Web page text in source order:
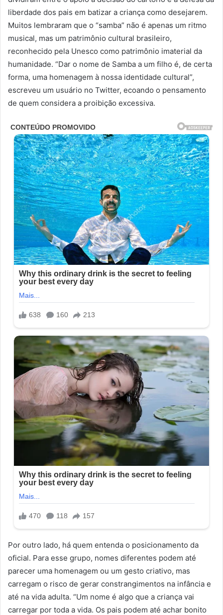
liberdade dos pais em batizar a criança como desejarem.
Muitos lembraram que o “samba” não é apenas um ritmo
musical, mas um patrimônio cultural brasileiro,
reconhecido pela Unesco como patrimônio imaterial da
humanidade. “Dar o nome de Samba a um filho é, de certa
forma, uma homenagem à nossa identidade cultural”,
escreveu um usuário no Twitter, ecoando o pensamento
de quem considera a proibição excessiva.
Por outro lado, há quem entenda o posicionamento da
oficial. Para esse grupo, nomes diferentes podem até
parecer uma homenagem ou um gesto criativo, mas
carregam o risco de gerar constrangimentos na infância e
até na vida adulta. “Um nome é algo que a criança vai
carregar por toda a vida. Os pais podem até achar bonito